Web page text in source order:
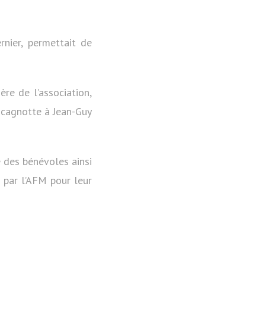
permettait de
de l’association,
à Jean-Guy
bénévoles ainsi
l’AFM pour leur